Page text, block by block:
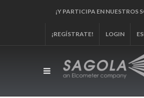
¡REGÍSTRA TU
¡REGÍSTRATE! LOGIN